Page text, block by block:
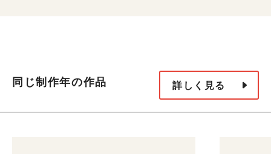
同じ制作年の作品 詳しく見る